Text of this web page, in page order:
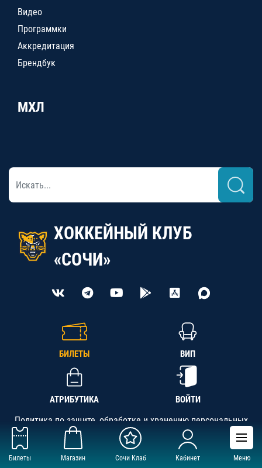
Билеты Магазин Сочи Клаб Кабинет Меню
Видео
Программки
Аккредитация
Брендбук
МХЛ
ХОККЕЙНЫЙ КЛУБ
«СОЧИ»
БИЛЕТЫ ВИП
АТРИБУТИКА ВОЙТИ
Политика по защите, обработке и хранению персональных
данных
АНО «СК «Кубань-Регион», ОГРН 1142300002349,